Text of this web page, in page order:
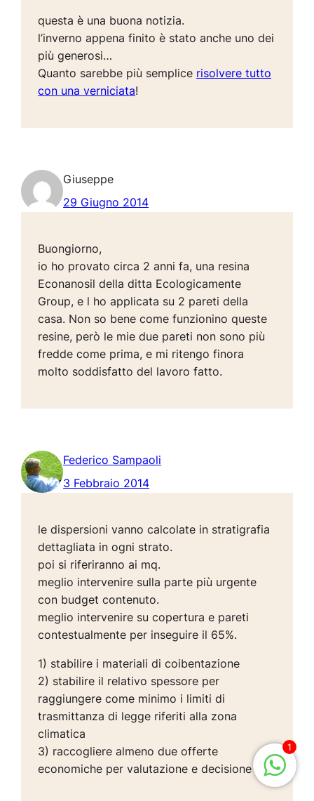
questa è una buona notizia.
l’inverno appena finito è stato anche uno dei
più generosi…
Quanto sarebbe più semplice risolvere tutto
con una verniciata!
Giuseppe
29 Giugno 2014
Buongiorno,
io ho provato circa 2 anni fa, una resina
Econanosil della ditta Ecologicamente
Group, e l ho applicata su 2 pareti della
casa. Non so bene come funzionino queste
resine, però le mie due pareti non sono più
fredde come prima, e mi ritengo finora
molto soddisfatto del lavoro fatto.
Federico Sampaoli
3 Febbraio 2014
le dispersioni vanno calcolate in stratigrafia
dettagliata in ogni strato.
poi si riferiranno ai mq.
meglio intervenire sulla parte più urgente
con budget contenuto.
meglio intervenire su copertura e pareti
contestualmente per inseguire il 65%.
1) stabilire i materiali di coibentazione
2) stabilire il relativo spessore per
raggiungere come minimo i limiti di
trasmittanza di legge riferiti alla zona
climatica
3) raccogliere almeno due offerte
economiche per valutazione e decisione
1